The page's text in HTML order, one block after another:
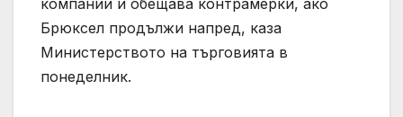
Брюксел продължи напред, каза
Министерството на търговията в
понеделник.